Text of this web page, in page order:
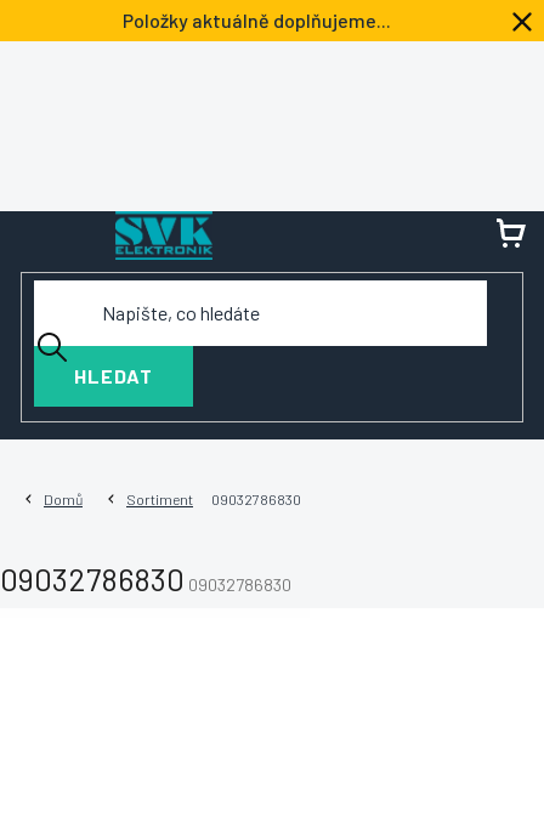
na
Položky aktuálně doplňujeme...
HLEDAT
Domů Sortiment 09032786830
09032786830 09032786830